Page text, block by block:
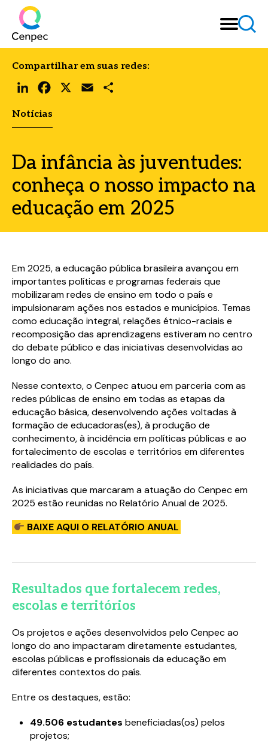
Notícias
Da infância às juventudes:
conheça o nosso impacto na
educação em 2025
Compartilhar em suas redes:
LinkedInFacebook
Em 2025, a educação pública brasileira avançou em
importantes políticas e programas federais que
mobilizaram redes de ensino em todo o país e
impulsionaram ações nos estados e municípios. Temas
como educação integral, relações étnico-raciais e
recomposição das aprendizagens estiveram no centro
do debate público e das iniciativas desenvolvidas ao
longo do ano.
Nesse contexto, o Cenpec atuou em parceria com as
redes públicas de ensino em todas as etapas da
educação básica, desenvolvendo ações voltadas à
formação de educadoras(es), à produção de
conhecimento, à incidência em políticas públicas e ao
fortalecimento de escolas e territórios em diferentes
realidades do país.
As iniciativas que marcaram a atuação do Cenpec em
2025 estão reunidas no Relatório Anual de 2025.
BAIXE AQUI O RELATÓRIO ANUAL
Resultados que fortalecem redes,
escolas e territórios
Os projetos e ações desenvolvidos pelo Cenpec ao
longo do ano impactaram diretamente estudantes,
escolas públicas e profissionais da educação em
diferentes contextos do país.
Entre os destaques, estão:
49.506 estudantes beneficiadas(os) pelos
projetos;